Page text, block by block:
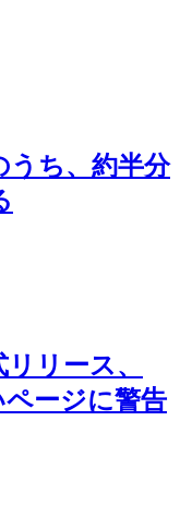
ち、約半分
リース、
ージに警告